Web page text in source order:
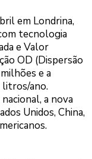
em Londrina,
tecnologia
e Valor
OD (Dispersão
e a
litros/ano.
a nova
Unidos, China,